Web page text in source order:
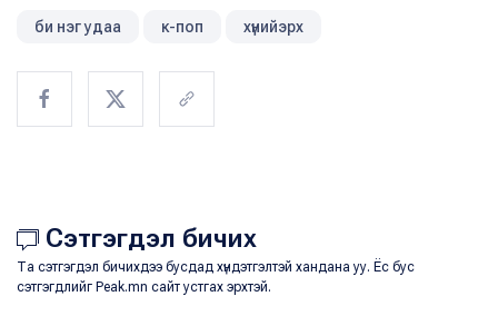
би нэг удаа к-поп хүнийэрх
Сэтгэгдэл бичих
Та сэтгэгдэл бичихдээ бусдад хүндэтгэлтэй хандана уу. Ёс бус
сэтгэгдлийг Peak.mn сайт устгах эрхтэй.